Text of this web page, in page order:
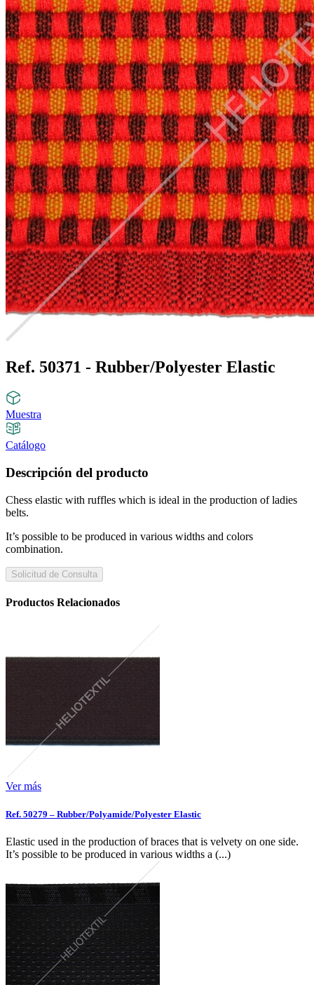
Ref. 50371 - Rubber/Polyester Elastic
Muestra
Catálogo
Descripción del producto
Chess elastic with ruffles which is ideal in the production of ladies
belts.
It’s possible to be produced in various widths and colors
combination.
Solicitud de Consulta
Productos Relacionados
Ver más
Ref. 50279 – Rubber/Polyamide/Polyester Elastic
Elastic used in the production of braces that is velvety on one side.
It’s possible to be produced in various widths a (...)